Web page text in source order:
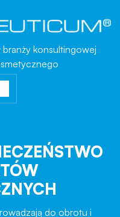
konsultingowej
do obrotu i